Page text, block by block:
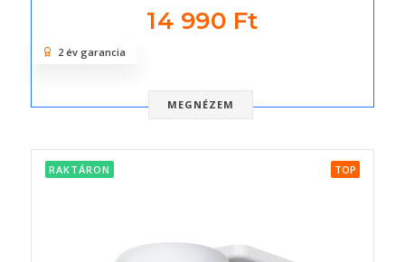
14 990 Ft
MEGNÉZEM
2 év garancia
RAKTÁRON TOP